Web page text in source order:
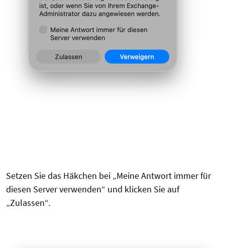
Setzen Sie das Häkchen bei „Meine Antwort immer für
diesen Server verwenden“ und klicken Sie auf
„Zulassen“.